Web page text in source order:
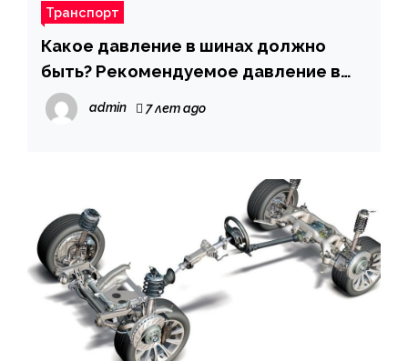
Транспорт
Какое давление в шинах должно
быть? Рекомендуемое давление в
колесах зимой и летом
admin 7 лет ago